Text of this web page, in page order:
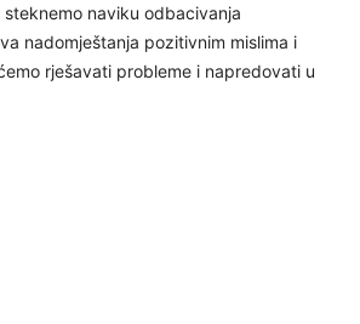
naviku odbacivanja
nadomještanja pozitivnim mislima i
rješavati probleme i napredovati u